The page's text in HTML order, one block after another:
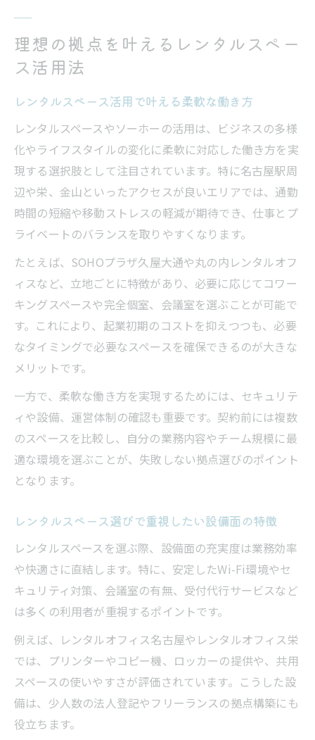
レンタルスペースで実現する業務効率アッ
プ
レンタルスペースの多様な活用事例を紹介
ソーホー向けで選ぶ安心なレンタルスペース
ソーホーにも最適なレンタルスペースの特
徴
レンタルスペースのセキュリティに注目す
べき理由
レンタルスペースが叶えるプライバシーと
安心感
ソーホー利用で感じるレンタルスペースの
信頼感
レンタルスペースで安心な法人登記を実現
する方法
駅近で始めるビジネス拠点選定のコツ
レンタルスペースは駅近が圧倒的に便利な
理由
駅近レンタルスペースで叶うスムーズな来
客対応
ビジネスに最適な駅近レンタルスペースの
探し方
秘訣
レンタルスペース選びで比較したいアクセ
ス面
初期費用に納得できるレンタルスペース選び
とは
レンタルスペース選びで確認したい費用項
目
理想の拠点を叶えるレンタルスペー
ス活用法
レンタルスペース活用で叶える柔軟な働き方
レンタルスペースやソーホーの活用は、ビジネスの多様
化やライフスタイルの変化に柔軟に対応した働き方を実
現する選択肢として注目されています。特に名古屋駅周
辺や栄、金山といったアクセスが良いエリアでは、通勤
時間の短縮や移動ストレスの軽減が期待でき、仕事とプ
ライベートのバランスを取りやすくなります。
たとえば、SOHOプラザ久屋大通や丸の内レンタルオフ
ィスなど、立地ごとに特徴があり、必要に応じてコワー
キングスペースや完全個室、会議室を選ぶことが可能で
す。これにより、起業初期のコストを抑えつつも、必要
なタイミングで必要なスペースを確保できるのが大きな
メリットです。
一方で、柔軟な働き方を実現するためには、セキュリテ
ィや設備、運営体制の確認も重要です。契約前には複数
のスペースを比較し、自分の業務内容やチーム規模に最
適な環境を選ぶことが、失敗しない拠点選びのポイント
となります。
レンタルスペース選びで重視したい設備面の特徴
レンタルスペースを選ぶ際、設備面の充実度は業務効率
や快適さに直結します。特に、安定したWi-Fi環境やセ
キュリティ対策、会議室の有無、受付代行サービスなど
は多くの利用者が重視するポイントです。
例えば、レンタルオフィス名古屋やレンタルオフィス栄
では、プリンターやコピー機、ロッカーの提供や、共用
スペースの使いやすさが評価されています。こうした設
備は、少人数の法人登記やフリーランスの拠点構築にも
役立ちます。